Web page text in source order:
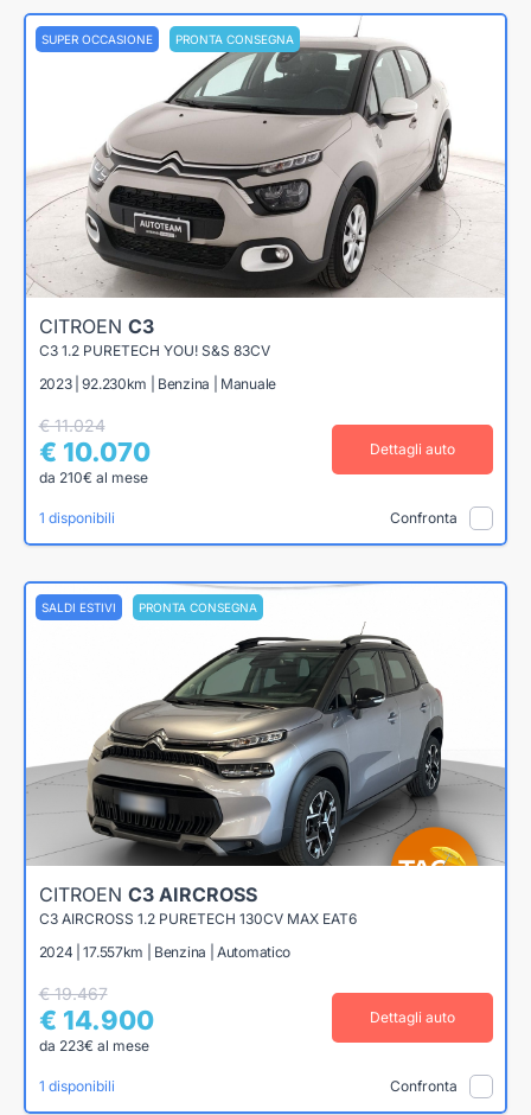
SUPER OCCASIONE PRONTA CONSEGNA
CITROEN C3
C3 1.2 PURETECH YOU! S&S 83CV
2023 | 92.230km | Benzina | Manuale
€ 11.024
€ 10.070
da 210€ al mese
Dettagli auto
1 disponibili Confronta
SALDI ESTIVI PRONTA CONSEGNA
CITROEN C3 AIRCROSS
C3 AIRCROSS 1.2 PURETECH 130CV MAX EAT6
2024 | 17.557km | Benzina | Automatico
€ 19.467
€ 14.900
da 223€ al mese
Dettagli auto
1 disponibili Confronta